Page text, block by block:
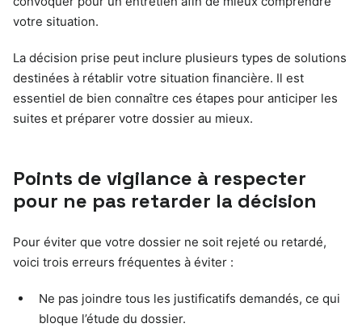
votre situation.
La décision prise peut inclure plusieurs types de solutions
destinées à rétablir votre situation financière. Il est
essentiel de bien connaître ces étapes pour anticiper les
suites et préparer votre dossier au mieux.
Points de vigilance à respecter
pour ne pas retarder la décision
Pour éviter que votre dossier ne soit rejeté ou retardé,
voici trois erreurs fréquentes à éviter :
Ne pas joindre tous les justificatifs demandés, ce qui
bloque l’étude du dossier.